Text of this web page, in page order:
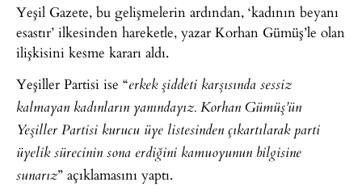
Yeşil Gazete, bu gelişmelerin ardından, ‘kadının beyanı
esastır’ ilkesinden hareketle, yazar Korhan Gümüş’le olan
ilişkisini kesme kararı aldı.
Yeşiller Partisi ise “erkek şiddeti karşısında sessiz
kalmayan kadınların yanındayız. Korhan Gümüş’ün
Yeşiller Partisi kurucu üye listesinden çıkartılarak parti
üyelik sürecinin sona erdiğini kamuoyunun bilgisine
sunarız” açıklamasını yaptı.